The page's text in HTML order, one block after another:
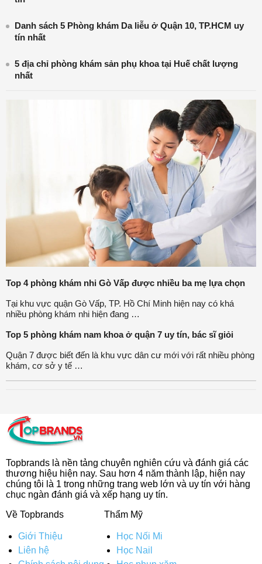
Danh sách 5 Phòng khám Da liễu ở Quận 10, TP.HCM uy
tín nhất
5 địa chỉ phòng khám sản phụ khoa tại Huế chất lượng
nhất
Top 4 phòng khám nhi Gò Vấp được nhiều ba mẹ lựa chọn
Tại khu vực quận Gò Vấp, TP. Hồ Chí Minh hiện nay có khá
nhiều phòng khám nhi hiện đang …
Top 5 phòng khám nam khoa ở quận 7 uy tín, bác sĩ giỏi
Quận 7 được biết đến là khu vực dân cư mới với rất nhiều phòng
khám, cơ sở y tế …
Topbrands là nền tảng chuyên nghiên cứu và đánh giá các
thương hiệu hiện nay. Sau hơn 4 năm thành lập, hiện nay
chúng tôi là 1 trong những trang web lớn và uy tín với hàng
chục ngàn đánh giá và xếp hạng uy tín.
Về Topbrands
Giới Thiệu
Liên hệ
Thẩm Mỹ
Học Nối Mi
Học Nail